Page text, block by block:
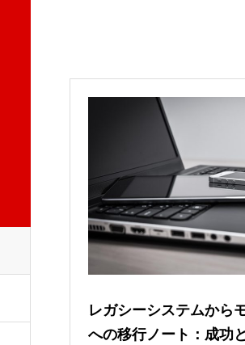
レガシーシステムから
への移行ノート：成功